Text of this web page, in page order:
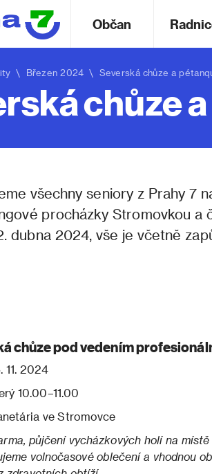
Občan
\ Březen 2024 \ Severská chůze a
chůze
všechny seniory z Prahy 7
procházky Stromovkou a
dubna 2024, vše je včetně
chůze pod vedením
11. 2024
10.00–11.00
ve Stromovce
půjčení vycházkových holí na
volnočasové oblečení a vhodnou